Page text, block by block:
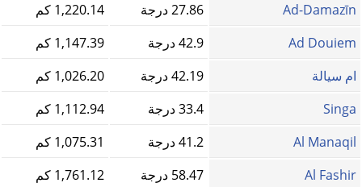
Ad-Damazīn
27.86 درجة
1,220.14 كم
Ad Douiem
42.9 درجة
1,147.39 كم
ام سيالة
42.19 درجة
1,026.20 كم
Singa
33.4 درجة
1,112.94 كم
Al Manaqil
41.2 درجة
1,075.31 كم
Al Fashir
58.47 درجة 1,761.12 كم